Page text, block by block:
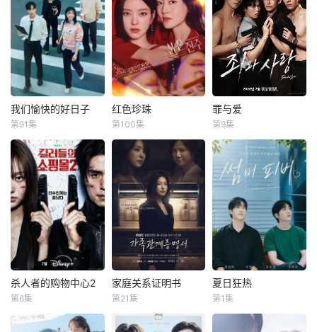
我们愉快的好日子
申正允
一場緊張刺激、生
死攸關的較量，在
世界上最完美的男
人和笨拙的女人之
間展開！這是一部
由不同世代的人共
同寫的浪漫家庭
劇，每個人都渴望
成為自己人生的主
角。
我们愉快的好日子
第91集
红色珍珠
李元宗
【SPOTV新闻 =
记者 姜孝珍】演员
朴真熙即将全面回
归荧屏。据SPOTV
新闻7日报道，朴
真熙将主演KBS新
日播剧《红珍
珠》。自1996年电
视剧《开始》以
来，朴真熙出演过
《我会让你更幸
红色珍珠
第100集
罪与爱
金贤叙
警察、毒枭、卧底
特工和间谍——权
力体系的各个层面
都在崩溃瓦解。在
看似合法的警察等
级制度背后，隐藏
着一座被腐败、欲
望和隐秘权力游戏
所掌控的城市，人
的生命在这里只是
神秘的绑架案揭开
罪与爱
第9集
杀人者的购物中心2
赵汉善
杀人者的购物中心2
第6集
家庭关系证明书
林志恩
家庭关系证明书
第21集
夏日狂热
暂无简介
夏日狂热
第1集